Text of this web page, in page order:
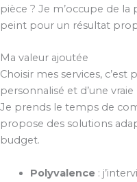
pièce ? Je m’occupe de
peint pour un résultat
Ma valeur ajoutée
Choisir mes services,
personnalisé et d’une
Je prends le temps de
propose des solutions
budget.
Polyvalence: